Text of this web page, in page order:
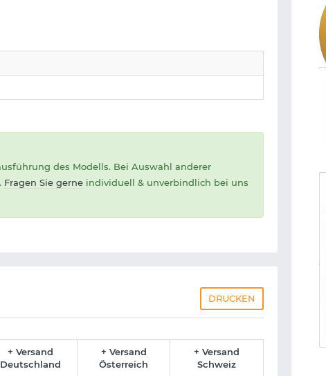
des Modells. Bei Auswahl anderer
Fragen Sie gerne individuell & unverbindlich bei uns
DRUCKEN
+ Versand
Deutschland
+ Versand
Österreich
+ Versand
Schweiz